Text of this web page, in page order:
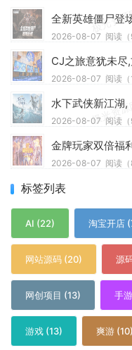
2026-08-07 阅读（
2026-08-07 阅读（
2026-08-07 阅读（
2026-08-07 阅读（
标签列表
AI (22) 淘宝开店
网站源码 (20) 源
网创项目 (13) 手
游戏 (13) 爽游 (10)